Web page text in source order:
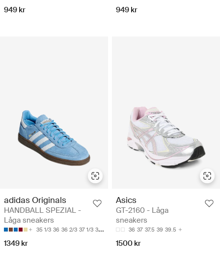
949 kr 949 kr
adidas Originals
HANDBALL SPEZIAL -
Låga sneakers
35 1/3 36 36 2/3 37 1/3 38
1349 kr
Asics
GT-2160 - Låga
sneakers
36 37 37.5 39 39.5
1500 kr